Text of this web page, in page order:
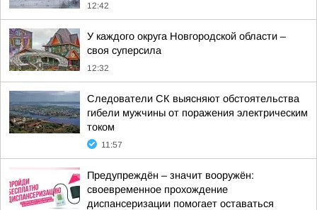
12:42
У каждого округа Новгородской области –
своя суперсила
12:32
Следователи СК выясняют обстоятельства
гибели мужчины от поражения электрическим
током
11:57
Предупреждён – значит вооружён:
своевременное прохождение
диспансеризации помогает оставаться